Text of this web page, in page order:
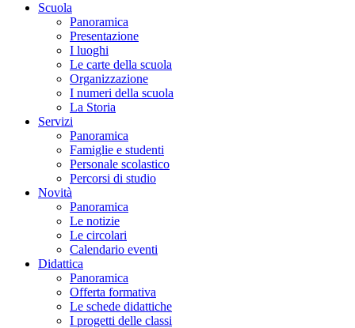
Scuola
Panoramica
Presentazione
I luoghi
Le carte della scuola
Organizzazione
I numeri della scuola
La Storia
Servizi
Panoramica
Famiglie e studenti
Personale scolastico
Percorsi di studio
Novità
Panoramica
Le notizie
Le circolari
Calendario eventi
Didattica
Panoramica
Offerta formativa
Le schede didattiche
I progetti delle classi